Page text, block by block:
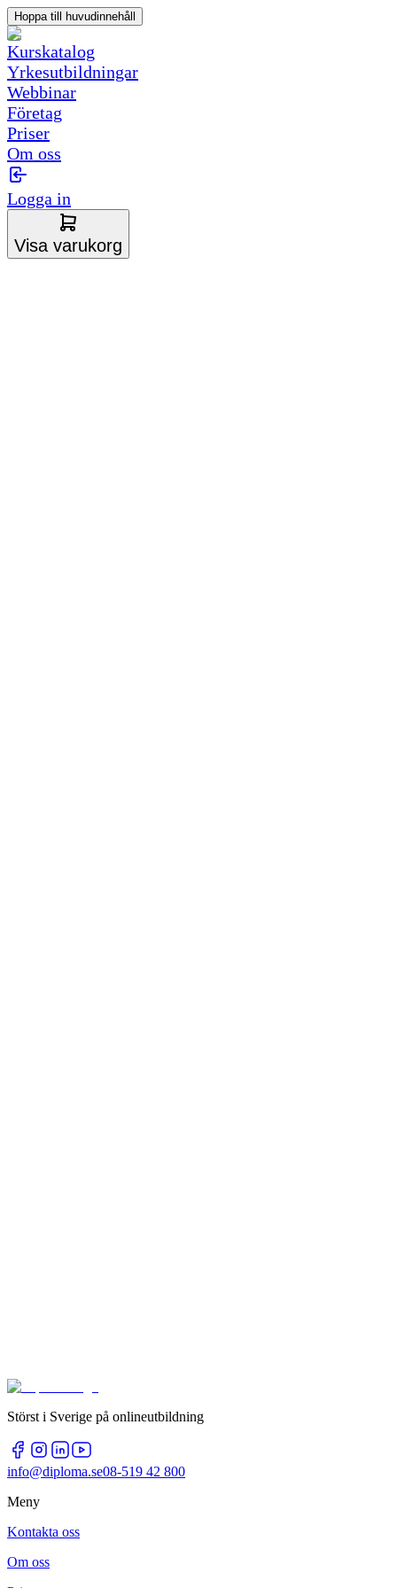
Hoppa till huvudinnehåll
Kurskatalog
Yrkesutbildningar
Webbinar
Företag
Priser
Om oss
Logga in
Visa varukorg
Störst i Sverige på onlineutbildning
info@diploma.se08-519 42 800
Meny
Kontakta oss
Om oss